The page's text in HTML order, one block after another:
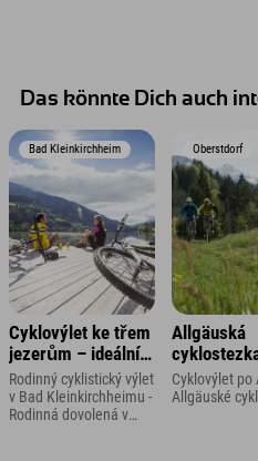
Das könnte Dich auch
Bad Kleinkirchheim
Cyklovýlet ke třem
jezerům – ideální
pro rodiny s dětmi
Rodinný cyklistický výlet
v Bad Kleinkirchheimu -
Rodinná dovolená v
Oberstdorf
Allgäuská
Cyklovýlet po
Allgäuské